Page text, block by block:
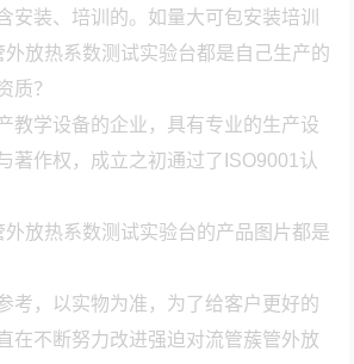
安装、培训的。如量大可包安装培训
放热系数测试实验台都是自己生产的
质？
教学设备的企业，具有专业的生产设
著作权，成立之初通过了ISO9001认
放热系数测试实验台的产品图片都是
考，以实物为准，为了给客户更好的
在不断努力改进强迫对流管蔟管外放